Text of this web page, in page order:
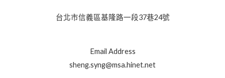
台北市信義區基隆路一段37巷24號
Email Address
sheng.syng@msa.hinet.net